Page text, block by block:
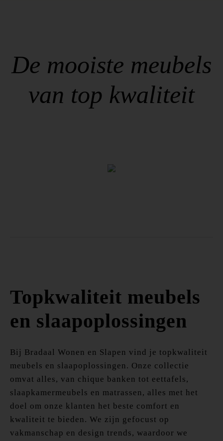
De mooiste meubels
van top kwaliteit
Topkwaliteit meubels
en slaapoplossingen
Bij Bradaal Wonen en Slapen vind je topkwaliteit
meubels en slaapoplossingen. Onze collectie
omvat alles, van chique banken tot eettafels,
slaapkamermeubels en matrassen, alles met het
doel om onze klanten het beste comfort en
kwaliteit te bieden. We zijn gefocust op
vakmanschap en design trends, waardoor we